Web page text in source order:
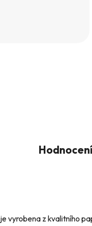
Hodnocení
vyrobena z kvalitního